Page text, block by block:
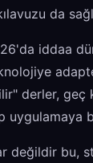
da
iddaa
derler, geç
uygulamaya
değildir bu,